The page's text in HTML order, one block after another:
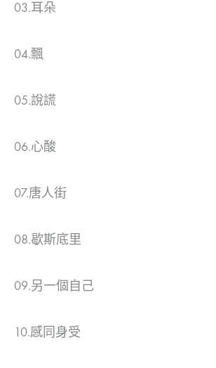
03.耳朵
04.飄
05.說謊
06.心酸
07.唐人街
08.歇斯底里
09.另一個自己
10.感同身受